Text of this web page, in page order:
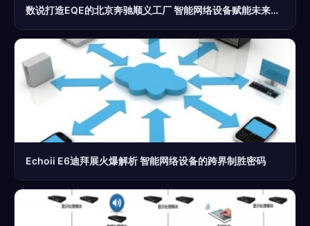
数说打造EQE的北京奔驰顺义工厂 智能网络设备赋能未来制造
Echoii E6迪拜展火爆解析 智能网络设备的跨界制胜密码